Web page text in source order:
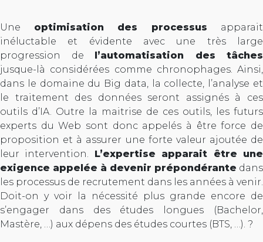
Une optimisation des processus apparait
inéluctable et évidente avec une très large
progression de l’automatisation des tâches
jusque-là considérées comme chronophages. Ainsi,
dans le domaine du Big data, la collecte, l’analyse et
le traitement des données seront assignés à ces
outils d’IA. Outre la maitrise de ces outils, les futurs
experts du Web sont donc appelés à être force de
proposition et à assurer une forte valeur ajoutée de
leur intervention. L’expertise apparait être une
exigence appelée à devenir prépondérante dans
les processus de recrutement dans les années à venir.
Doit-on y voir la nécessité plus grande encore de
s’engager dans des études longues (Bachelor,
Mastère, …) aux dépens des études courtes (BTS, …). ?